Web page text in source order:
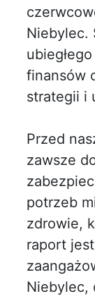
Niebylec.
finansów
strategii i
Przed
zawsze
potrzeb
zdrowie,
raport
Niebylec,